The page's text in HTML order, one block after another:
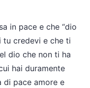
in pace e che “dio
tu credevi e che ti
dio che non ti ha
hai duramente
di pace amore e